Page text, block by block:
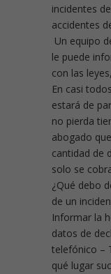
incidentes
accidentes
Un equipo
le puede
con las
En casi
estará de
no pierda
abogado
cantidad de
solo se
¿Qué debo
de un
Informar la
datos de
telefónico –
qué lugar